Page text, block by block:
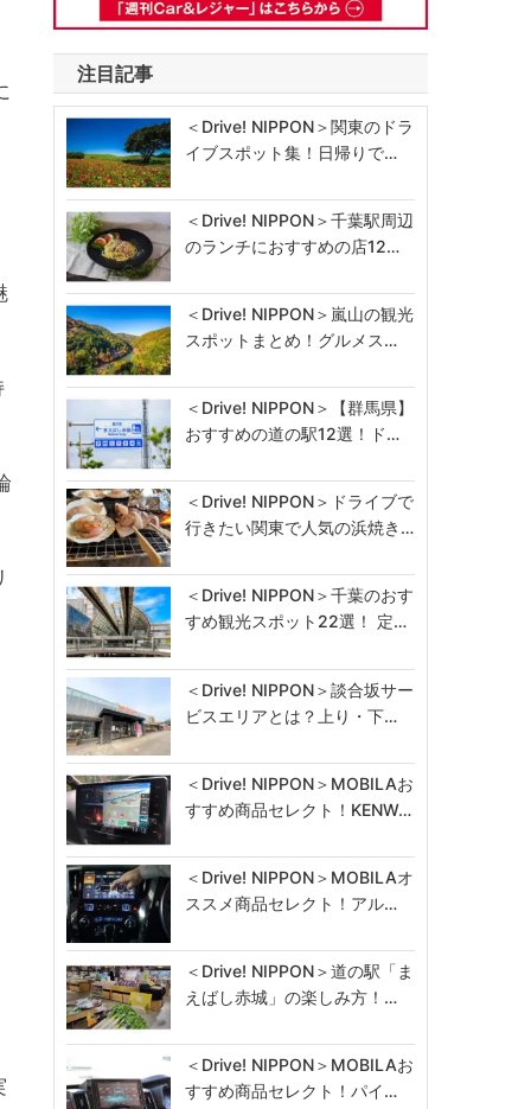
注目記事
＜Drive! NIPPON＞関東のドラ
イブスポット集！日帰りで…
＜Drive! NIPPON＞千葉駅周辺
のランチにおすすめの店12…
＜Drive! NIPPON＞嵐山の観光
スポットまとめ！グルメス…
＜Drive! NIPPON＞【群馬県】
おすすめの道の駅12選！ド…
＜Drive! NIPPON＞ドライブで
行きたい関東で人気の浜焼き…
＜Drive! NIPPON＞千葉のおす
すめ観光スポット22選！ 定…
＜Drive! NIPPON＞談合坂サー
ビスエリアとは？上り・下…
＜Drive! NIPPON＞MOBILAお
すすめ商品セレクト！KENW…
＜Drive! NIPPON＞MOBILAオ
ススメ商品セレクト！アル…
＜Drive! NIPPON＞道の駅「ま
えばし赤城」の楽しみ方！…
＜Drive! NIPPON＞MOBILAお
すすめ商品セレクト！パイ…